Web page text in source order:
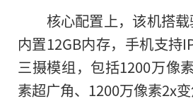
核心配置上，该机搭载
内置12GB内存，手机支持
三摄模组，包括1200万像
素超广角、1200万像素2x变